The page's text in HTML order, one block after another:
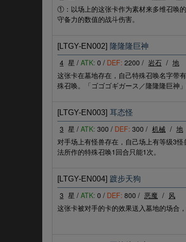
①：以场上的这张卡作为素材来多维召唤
守备力的数值的战斗伤害。
[LTGY-EN002] 隆隆隆巨神
4 星 / ATK: 0 / DEF: 2200 / 岩石 / 地
这张卡在墓地存在，自己特殊召唤名字带
殊召唤。「ゴゴゴギガース／隆隆隆巨神
[LTGY-EN003] 耳态怪
3 星 / ATK: 300 / DEF: 300 / 机械 / 地
对手场上有怪兽存在，自己场上有等级3
法所作的特殊召唤1回合只能1次。
[LTGY-EN004] 踱步天狗
3 星 / ATK: 0 / DEF: 800 / 恶魔 / 风
这张卡被对手的卡的效果送入墓地的场合